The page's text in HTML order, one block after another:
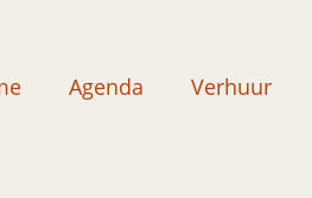
Agenda Verhuur